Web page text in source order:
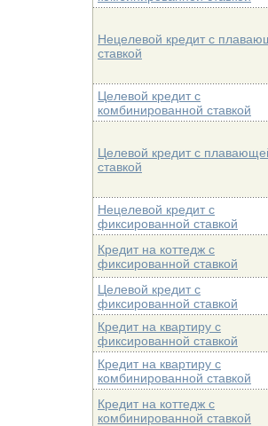
Нецелевой кредит с
ставкой
Целевой кредит с
комбинированной ставкой
Целевой кредит с
ставкой
Нецелевой кредит с
фиксированной ставкой
Кредит на коттедж с
фиксированной ставкой
Целевой кредит с
фиксированной ставкой
Кредит на квартиру с
фиксированной ставкой
Кредит на квартиру с
комбинированной ставкой
Кредит на коттедж с
комбинированной ставкой